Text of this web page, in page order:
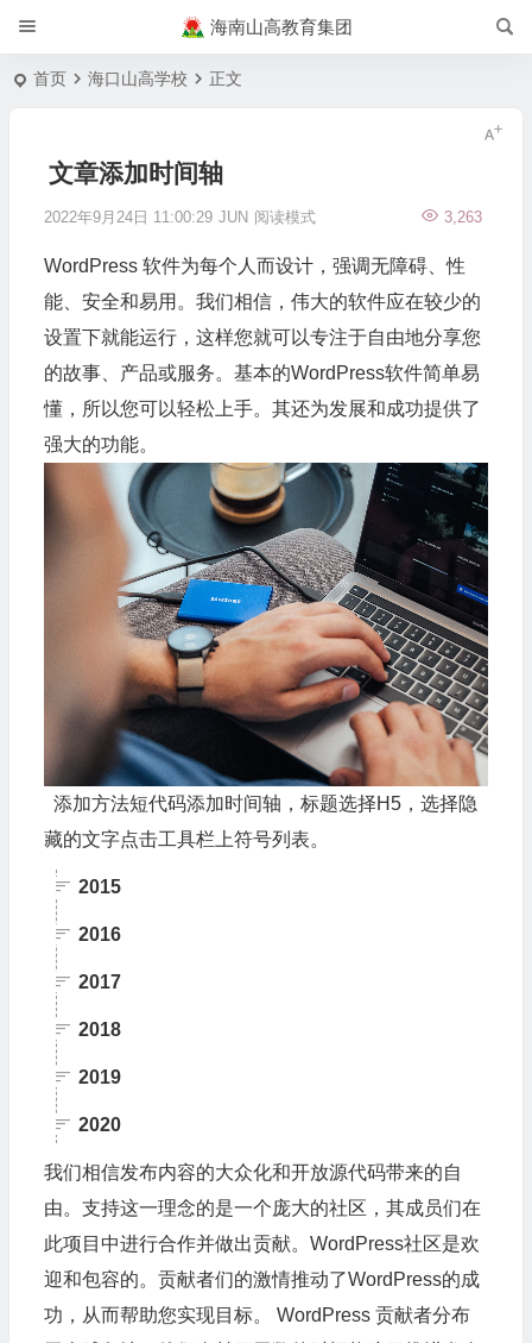
海南山高教育集团
首页 海口山高学校 正文
文章添加时间轴
2022年9月24日 11:00:29 JUN 3,263
阅读模式
WordPress 软件为每个人而设计，强调无障碍、性
能、安全和易用。我们相信，伟大的软件应在较少的
设置下就能运行，这样您就可以专注于自由地分享您
的故事、产品或服务。基本的WordPress软件简单易
懂，所以您可以轻松上手。其还为发展和成功提供了
强大的功能。
添加方法短代码添加时间轴，标题选择H5，选择隐
藏的文字点击工具栏上符号列表。
2015
2016
2017
2018
2019
2020
我们相信发布内容的大众化和开放源代码带来的自
由。支持这一理念的是一个庞大的社区，其成员们在
此项目中进行合作并做出贡献。WordPress社区是欢
迎和包容的。贡献者们的激情推动了WordPress的成
功，从而帮助您实现目标。 WordPress 贡献者分布